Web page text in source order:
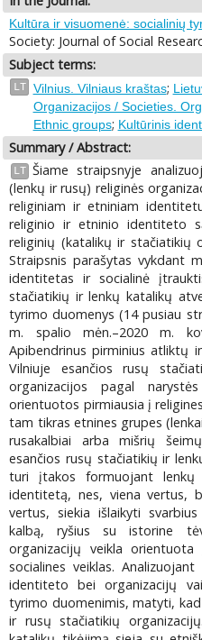
Kultūra ir visuomenė: socialinių
Society: Journal of Social
Subject terms:
LT Vilnius. Vilniaus kraštas;
Organizacijos / Societies.
Ethnic groups; Kultūrinis
Summary / Abstract:
LT Šiame straipsnyje
(lenkų ir rusų) religinės
religiniam ir etniniam
religinio ir etninio identiteto
religinių (katalikų ir stačiatikių
Straipsnis parašytas vykdant
identitetas ir socialinė
stačiatikių ir lenkų katalikų
tyrimo duomenys (14 pusiau
m. spalio mėn.–2020 m.
Apibendrinus pirminius atliktų
Vilniuje esančios rusų
organizacijos pagal
orientuotos pirmiausia į
tam tikras etnines grupes
rusakalbiai arba mišrių
esančios rusų stačiatikių ir
turi įtakos formuojant
identitetą, nes, viena vertus,
vertus, siekia išlaikyti
kalbą, ryšius su istorine
organizacijų veikla
socialines veiklas.
identiteto bei organizacijų
tyrimo duomenimis, matyti,
ir rusų stačiatikių